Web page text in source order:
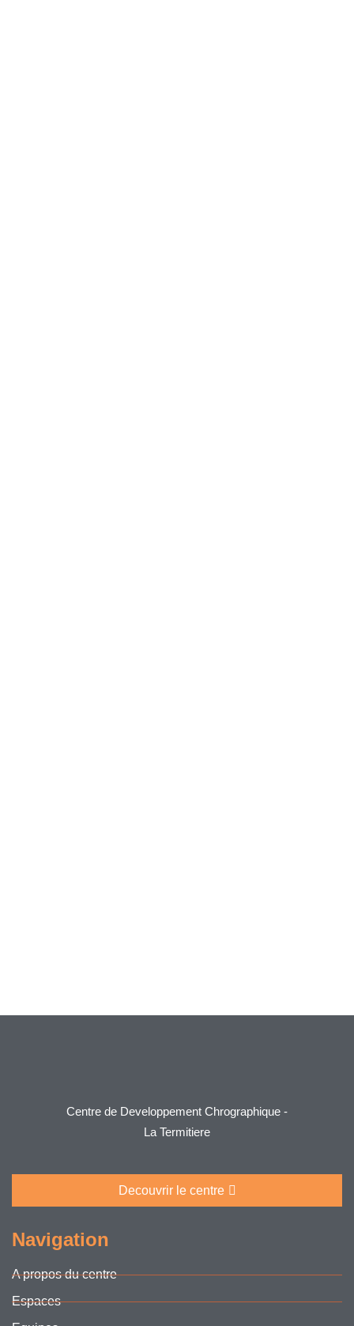
Centre de Developpement Chrographique -
La Termitiere
Decouvrir le centre
Navigation
A propos du centre
Espaces